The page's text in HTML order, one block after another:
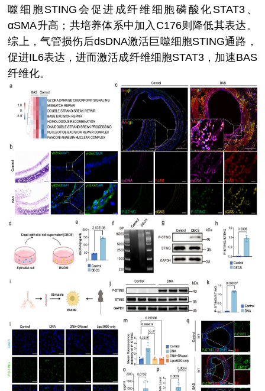
噬细胞STING会促进成纤维细胞磷酸化STAT3、
αSMA升高；共培养体系中加入C176则降低其表达。
综上，气管损伤后dsDNA激活巨噬细胞STING通路，
促进IL6表达，进而激活成纤维细胞STAT3，加速BAS
纤维化。